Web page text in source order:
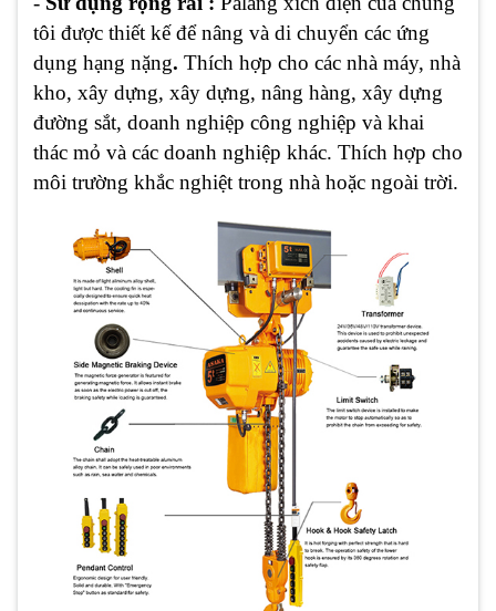
tôi được thiết kế để nâng và di chuyển các ứng
dụng hạng nặng. Thích hợp cho các nhà máy, nhà
kho, xây dựng, xây dựng, nâng hàng, xây dựng
đường sắt, doanh nghiệp công nghiệp và khai
thác mỏ và các doanh nghiệp khác. Thích hợp cho
môi trường khắc nghiệt trong nhà hoặc ngoài trời.